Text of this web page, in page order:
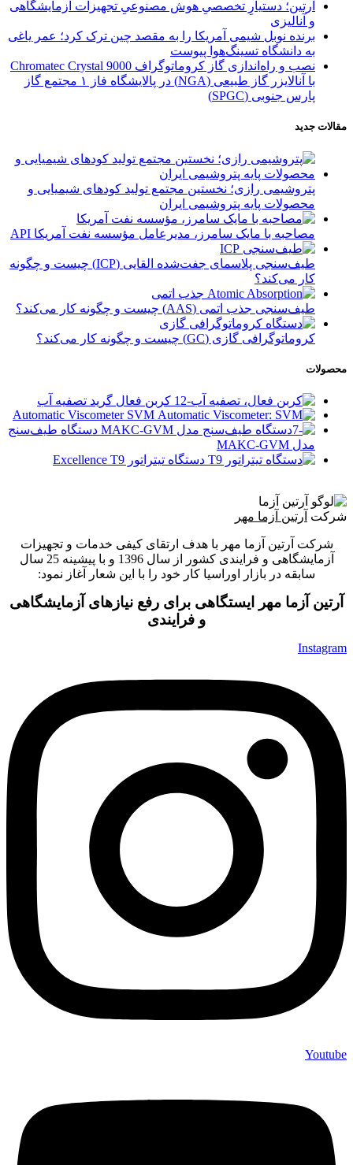
آرتین؛ دستیارِ تخصصیِ هوش مصنوعیِ تجهیزات آزمایشگاهی
و آنالیزی
برنده نوبل شیمی آمریکا را به مقصد چین ترک کرد؛ عمر یاغی
به دانشگاه تسینگ‌هوا پیوست
نصب و راه‌اندازی گاز کروماتوگراف Chromatec Crystal 9000
با آنالایزر گاز طبیعی (NGA) در پالایشگاه فاز ۱ مجتمع گاز
پارس جنوبی (SPGC)
مقالات جدید
پتروشیمی رازی؛ نخستین مجتمع تولید کودهای شیمیایی و
محصولات پایه پتروشیمی ایران
مصاحبه با مایک سامرز، مدیرعامل مؤسسه نفت آمریکا API
طیف‌سنجی پلاسمای جفت‌شده القایی (ICP) چیست و چگونه
کار می‌کند؟
طیف‌سنجی جذب اتمی (AAS) چیست و چگونه کار می‌کند؟
کروماتوگرافی گازی (GC) چیست و چگونه کار می‌کند؟
محصولات
کربن فعال گرید تصفیه آب
Automatic Viscometer SVM
دستگاه طیف‌سنج
مدل MAKC-GVM
دستگاه تیتراتور Excellence T9
شرکت آرتین آزما مهر
شرکت آرتین آزما مهر با هدف ارتقای کیفی خدمات و تجهیزات
آزمایشگاهی و فرایندی کشور از سال 1396 و با پیشینه 25 سال
سابقه در بازار اوراسیا کار خود را با این شعار آغاز نمود:
آرتین آزما مهر ایستگاهی برای رفع نیازهای آزمایشگاهی
و فرایندی
Instagram
Youtube